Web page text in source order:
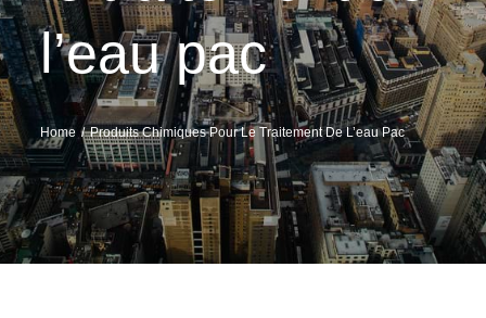
l’eau pac
Home Produits Chimiques Pour Le Traitement De L’eau Pac